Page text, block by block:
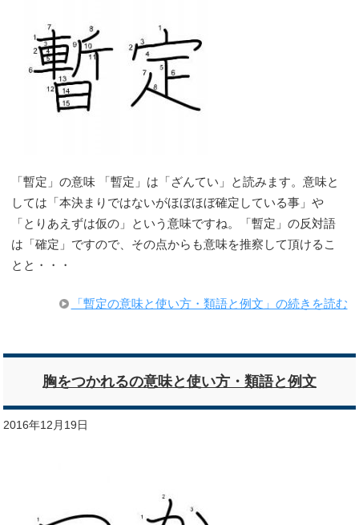
「暫定」の意味 「暫定」は「ざんてい」と読みます。意味と
しては「本決まりではないがほぼほぼ確定している事」や
「とりあえずは仮の」という意味ですね。「暫定」の反対語
は「確定」ですので、その点からも意味を推察して頂けるこ
とと・・・
「暫定の意味と使い方・類語と例文」の続きを読む
胸をつかれるの意味と使い方・類語と例文
2016年12月19日